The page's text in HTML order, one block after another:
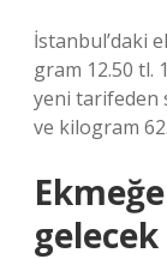
İstanbul’daki
gram 12.50 tl.
yeni tarifeden
ve kilogram
gelecek